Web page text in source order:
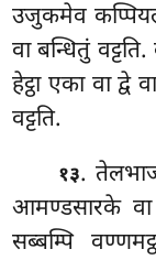
उजुकमेव
वा बन्धितुं
हेट्ठा एका वा
वट्टति.
१३.
आमण्डसारके
सब्बम्पि